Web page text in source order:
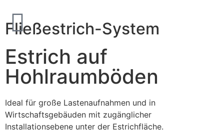
Fließestrich-System
Estrich auf
Hohlraumböden
Ideal für große Lastenaufnahmen und in
Wirtschaftsgebäuden mit zugänglicher
Installationsebene unter der Estrichfläche.